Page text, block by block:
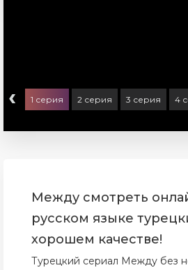
‹ 1 серия 2 серия 3 серия 4
Между смотреть
русском языке
хорошем качестве!
Турецкий сериал Между без